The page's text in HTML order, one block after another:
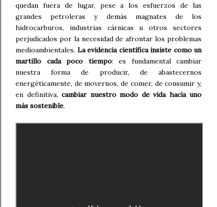
quedan fuera de lugar, pese a los esfuerzos de las
grandes petroleras y demás magnates de los
hidrocarburos, industrias cárnicas u otros sectores
perjudicados por la necesidad de afrontar los problemas
medioambientales. La evidencia científica insiste como un
martillo cada poco tiempo: es fundamental cambiar
nuestra forma de producir, de abastecernos
energéticamente, de movernos, de comer, de consumir y,
en definitiva, cambiar nuestro modo de vida hacia uno
más sostenible.